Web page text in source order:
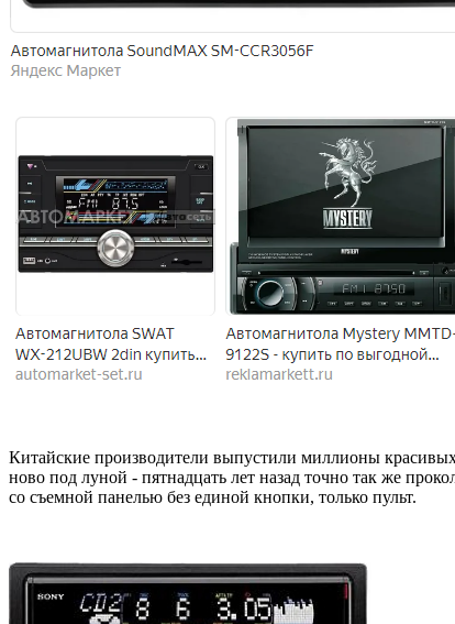
Китайские производители выпустили миллионы
ново под луной - пятнадцать лет назад точно так же
со съемной панелью без единой кнопки, только пульт.